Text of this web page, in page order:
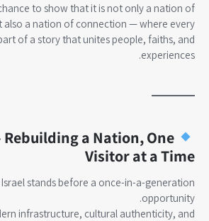
to show that it is not only a nation of
also a nation of connection — where every
of a story that unites people, faiths, and
experiences.
Rebuilding a Nation, One
Visitor at a Time
stands before a once-in-a-generation
opportunity.
infrastructure, cultural authenticity, and